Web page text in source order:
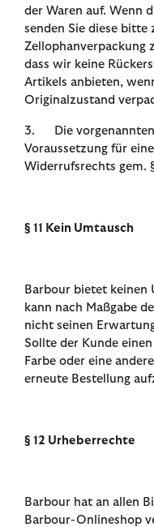
der Waren auf. Wenn
senden Sie diese bitte
Zellophanverpackung
dass wir keine
Artikels anbieten,
Originalzustand
3. Die vorgenannten
Voraussetzung für
Widerrufsrechts gem.
§ 11 Kein Umtausch
Barbour bietet keinen
kann nach Maßgabe
nicht seinen
Sollte der Kunde
Farbe oder eine
erneute Bestellung
§ 12 Urheberrechte
Barbour hat an allen
Barbour-Onlineshop